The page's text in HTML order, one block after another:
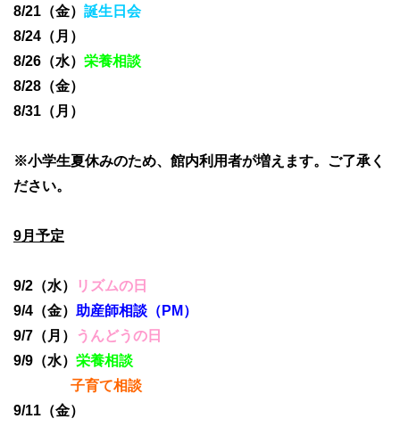
8/21（金） 誕生日会
8/24（月）
8/26（水） 栄養相談
8/28（金）
8/31（月）
※小学生夏休みのため、館内利用者が増えます。ご了承く
ださい。
9月予定
9/2（水）
リズムの日
9/4（金） 助産師相談（PM）
9/7（月）
うんどうの日
9/9（水） 栄養相談
子育て相談
9/11（金）